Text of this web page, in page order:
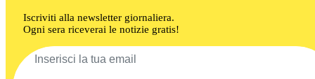
Iscriviti alla newsletter giornaliera.
Ogni sera riceverai le notizie gratis!